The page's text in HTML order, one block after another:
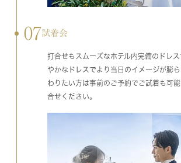
07試着会
打合せもスムーズなホテル内完備のドレ
やかなドレスでより当日のイメージが膨
わりたい方は事前のご予約でご試着も可
合せください。